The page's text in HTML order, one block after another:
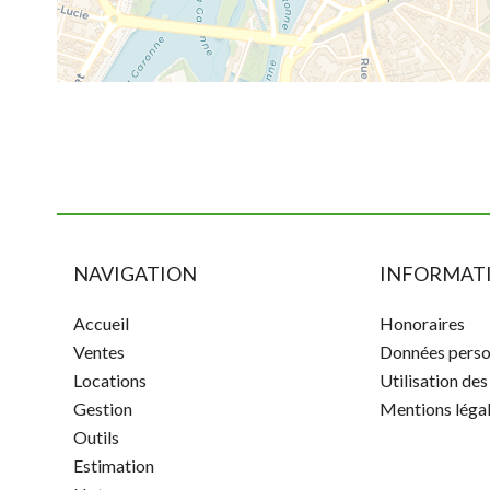
NAVIGATION
Accueil
Ventes
Locations
Gestion
Outils
Estimation
Honoraires
Données
Utilisation
Mentions